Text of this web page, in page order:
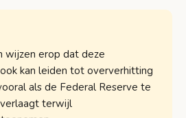
wijzen erop dat deze
kan leiden tot oververhitting
als de Federal Reserve te
terwijl